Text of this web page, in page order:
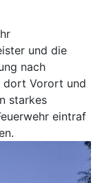
und die
nach
dort Vorort und
starkes
eintraf